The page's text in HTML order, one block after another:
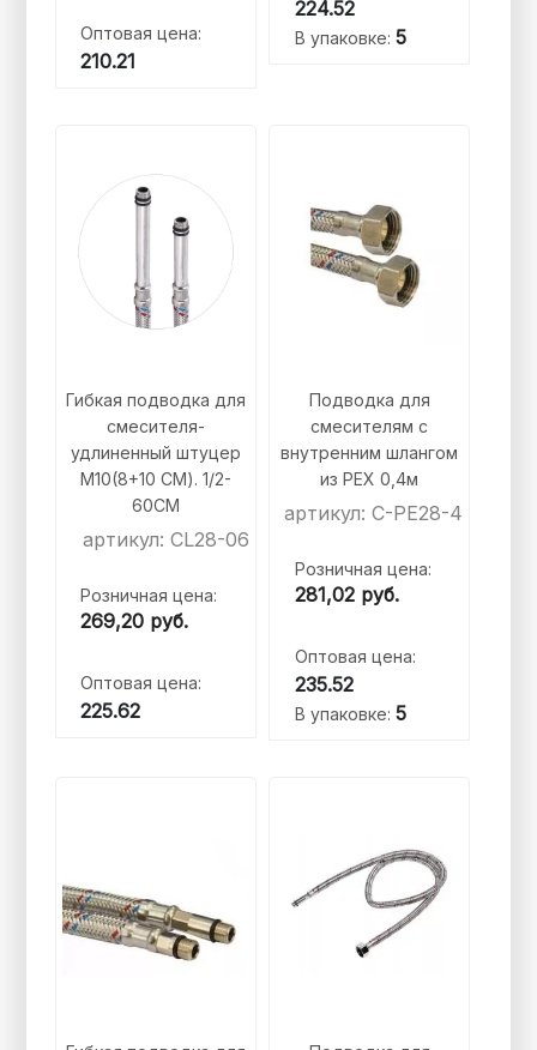
Оптовая цена:
210.21
224.52
В упаковке: 5
Гибкая подводка для
смесителя-
удлиненный штуцер
М10(8+10 СМ). 1/2-
60СМ
артикул: CL28-06
Розничная цена:
269,20 руб.
Оптовая цена:
225.62
Подводка для
смесителям с
внутренним шлангом
из PEX 0,4м
артикул: C-PE28-4
Розничная цена:
281,02 руб.
Оптовая цена:
235.52
В упаковке: 5